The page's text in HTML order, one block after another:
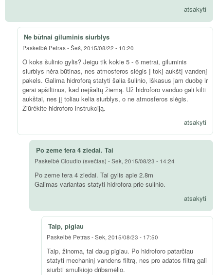
atsakyti
Ne būtnai giluminis siurblys
Paskelbė Petras-Šeš, 2015/08/22 - 10:20
O koks šulinio gylis? Jeigu tik kokie 5 - 6 metrai, giluminis
siurblys nėra būtinas, nes atmosferos slėgis į tokį aukštį vandenį
pakels. Galima hidroforą statyti šalia šulinio, iškasus jam duobę ir
gerai apšiltinus, kad neįšaltų žiemą. Už hidroforo vanduo gali kilti
aukštai, nes jį toliau kelia siurblys, o ne atmosferos slėgis.
Žiūrėkite hidroforo instrukciją.
atsakyti
Po zeme tera 4 ziedai. Tai
Paskelbė Cloudio (svečias) -Sek, 2015/08/23 - 14:24
Po zeme tera 4 ziedai. Tai gylis apie 2.8m
Galimas variantas statyti hidrofora prie sulinio.
atsakyti
Taip, pigiau
Paskelbė Petras-Sek, 2015/08/23 - 17:50
Taip, žinoma, tai daug pigiau. Po hidroforo patarčiau
statyti mechaninį vandens filtrą, nes pro adatos filtrą gali
siurbti smulkiojo dribsmėlio.